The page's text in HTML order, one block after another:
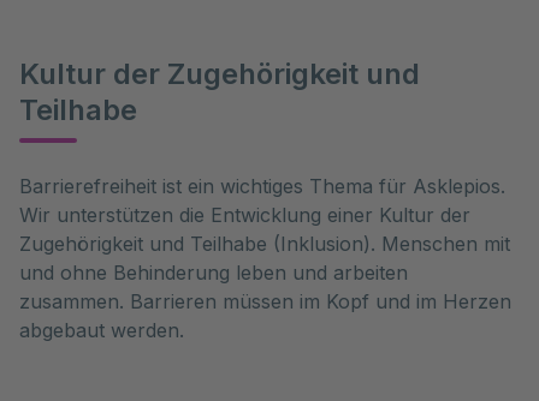
Kultur der Zugehörigkeit und
Teilhabe
Barrierefreiheit ist ein wichtiges Thema für Asklepios.
Wir unterstützen die Entwicklung einer Kultur der
Zugehörigkeit und Teilhabe (Inklusion). Menschen mit
und ohne Behinderung leben und arbeiten
zusammen. Barrieren müssen im Kopf und im Herzen
abgebaut werden.